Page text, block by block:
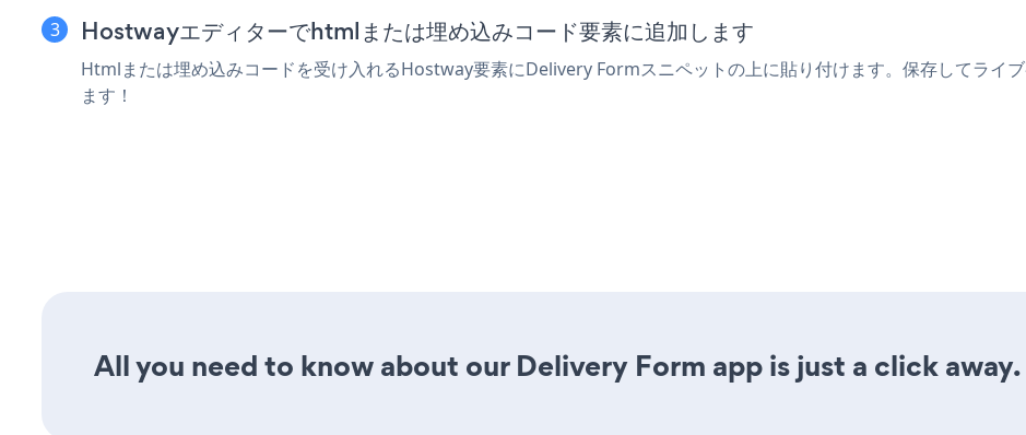
Hostwayエディターでhtmlまたは埋め込みコード要素に追加します
Htmlまたは埋め込みコードを受け入れるHostway要素にDelivery Formスニペットの上に貼り付けます。保存してライ
ます！
All you need to know about our Delivery Form app is just a click away.